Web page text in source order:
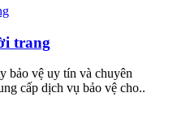
trang
bảo vệ uy tín và chuyên
cấp dịch vụ bảo vệ cho..